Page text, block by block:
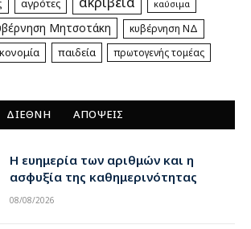
αγρότες καύσιμα
Μητσοτάκη κυβέρνηση ΝΔ
παιδεία πρωτογενής τομέας
ΔΙΕΘΝΗ ΑΠΟΨΕΙΣ
Η ευημερία των αριθμών και η
ασφυξία της καθημερινότητας
08/08/2026